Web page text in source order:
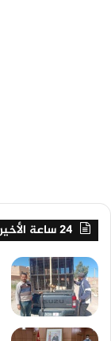
24 ساعة الأخيرة